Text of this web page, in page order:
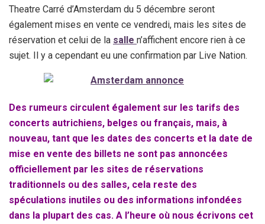
Theatre Carré d’Amsterdam du 5 décembre seront
également mises en vente ce vendredi, mais les sites de
réservation et celui de la salle n’affichent encore rien à ce
sujet. Il y a cependant eu une confirmation par Live Nation.
Des rumeurs circulent également sur les tarifs des
concerts autrichiens, belges ou français, mais, à
nouveau, tant que les dates des concerts et la date de
mise en vente des billets ne sont pas annoncées
officiellement par les sites de réservations
traditionnels ou des salles, cela reste des
spéculations inutiles ou des informations infondées
dans la plupart des cas. A l’heure où nous écrivons cet